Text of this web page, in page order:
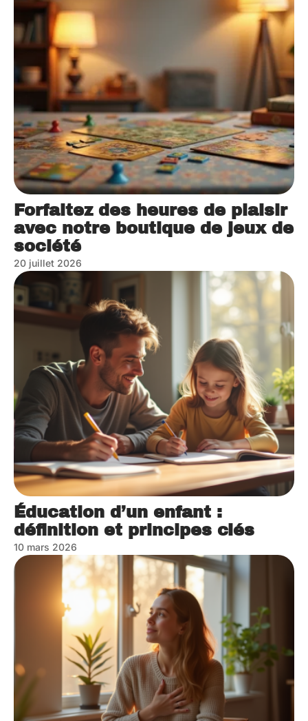
Forfaitez des heures de plaisir
avec notre boutique de jeux de
société
20 juillet 2026
Éducation d’un enfant :
définition et principes clés
10 mars 2026